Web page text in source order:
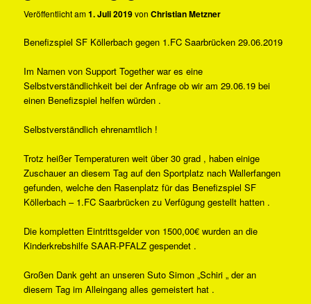
Veröffentlicht am1. Juli 2019vonChristian Metzner
Benefizspiel SF Köllerbach gegen 1.FC Saarbrücken 29.06.2019
Im Namen von Support Together war es eine
Selbstverständlichkeit bei der Anfrage ob wir am 29.06.19 bei
einen Benefizspiel helfen würden .
Selbstverständlich ehrenamtlich !
Trotz heißer Temperaturen weit über 30 grad , haben einige
Zuschauer an diesem Tag auf den Sportplatz nach Wallerfangen
gefunden, welche den Rasenplatz für das Benefizspiel SF
Köllerbach – 1.FC Saarbrücken zu Verfügung gestellt hatten .
Die kompletten Eintrittsgelder von 1500,00€ wurden an die
Kinderkrebshilfe SAAR-PFALZ gespendet .
Großen Dank geht an unseren Suto Simon „Schiri „ der an
diesem Tag im Alleingang alles gemeistert hat .